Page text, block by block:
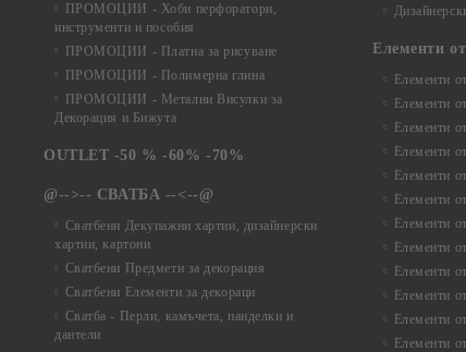
ПРОМОЦИИ - Хоби перфоратори,
инструменти и пособия
ПРОМОЦИИ - Платна за рисуване
ПРОМОЦИИ - Полимерна глина
ПРОМОЦИИ - Метални Висулки за
Декорация и Бижута
OUTLET -50 % -60% -70%
@-->-- СВАТБА --<--@
Сватбени Декупажни хартии, дизайнерски
хартии, картони
Сватбени Предмети за декорация
Сватбени Елементи за декораци
Сватба - Перли, камъчета, панделки и
дантели
Елементи
Елементи
Елементи
Елементи
Елементи
Елементи
Елементи
Елементи
Елементи
Елементи
Елементи
Елементи
Елементи